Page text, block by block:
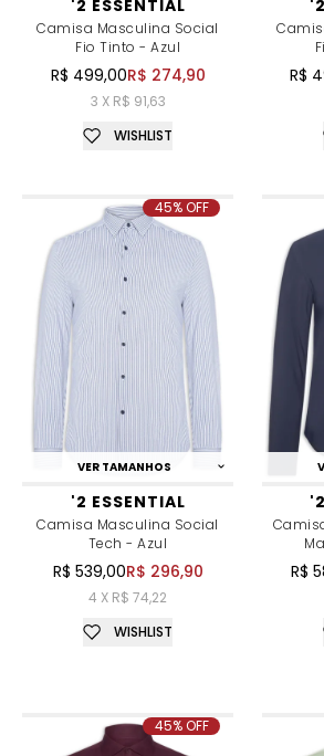
'2 ESSENTIAL
Camisa Masculina Social
Fio Tinto - Azul
R$ 499,00R$ 274,90
3 X R$ 91,63
WISHLIST
R$
VER TAMANHOS
'2 ESSENTIAL
Camisa Masculina Social
Tech - Azul
R$ 539,00R$ 296,90
4 X R$ 74,22
45% OFF
WISHLIST
R$
45% OFF